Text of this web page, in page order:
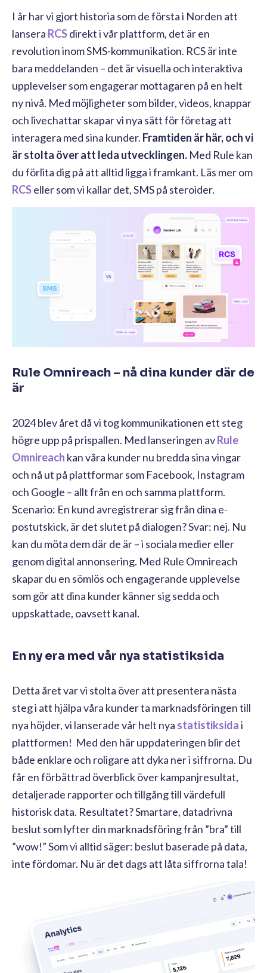
I år har vi gjort historia som de första i Norden att
lansera RCSdirekt i vår plattform, det är en
revolution inom SMS-kommunikation. RCS är inte
bara meddelanden – det är visuella och interaktiva
upplevelser som engagerar mottagaren på en helt
ny nivå. Med möjligheter som bilder, videos, knappar
och livechattar skapar vi nya sätt för företag att
interagera med sina kunder. Framtiden är här, och vi
är stolta över att leda utvecklingen. Med Rule kan
du förlita dig på att alltid ligga i framkant. Läs mer om
RCSeller som vi kallar det, SMS på steroider.
Rule Omnireach – nå dina kunder där de
är
2024 blev året då vi tog kommunikationen ett steg
högre upp på prispallen. Med lanseringen avRule
Omnireach kan våra kunder nu bredda sina vingar
och nå ut på plattformar som Facebook, Instagram
och Google – allt från en och samma plattform.
Scenario: En kund avregistrerar sig från dina e-
postutskick, är det slutet på dialogen? Svar: nej. Nu
kan du möta dem där de är – i sociala medier eller
genom digital annonsering. Med Rule Omnireach
skapar du en sömlös och engagerande upplevelse
som gör att dina kunder känner sig sedda och
uppskattade, oavsett kanal.
En ny era med vår nya statistiksida
Detta året var vi stolta över att presentera nästa
steg i att hjälpa våra kunder ta marknadsföringen till
nya höjder, vi lanserade vår helt nya statistiksidai
plattformen! Med den här uppdateringen blir det
både enklare och roligare att dyka ner i siffrorna. Du
får en förbättrad överblick över kampanjresultat,
detaljerade rapporter och tillgång till värdefull
historisk data. Resultatet? Smartare, datadrivna
beslut som lyfter din marknadsföring från ”bra” till
”wow!” Som vi alltid säger: beslut baserade på data,
inte fördomar. Nu är det dags att låta siffrorna tala!